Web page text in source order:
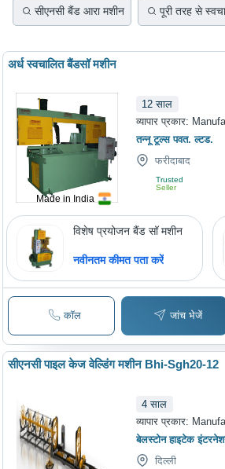
सीएनसी बैंड आरा मशीन पूरी तरह से
Made in India
अर्ध स्वचालित बैंडसॉ मशीन
12 साल
व्यापार प्रकार:
तन्नू टूल्स पवत. ल्टड.
फरीदाबाद
Trusted
Seller
विशेष प्रयोजन बैंड सॉ मशीन
नवीनतम कीमत पता करें
कॉल जांच भेजें
सीएनसी पाइल केज वेल्डिंग मशीन Bhi-Sgh20-12
4 साल
व्यापार प्रकार:
बेलस्टोन हाइटेक
दिल्ली